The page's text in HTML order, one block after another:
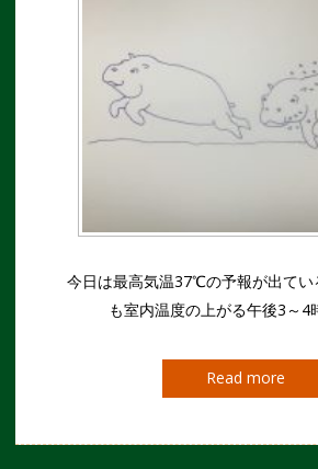
今日は最高気温37℃の予報が出てい
も室内温度の上がる午後3～4
Read more